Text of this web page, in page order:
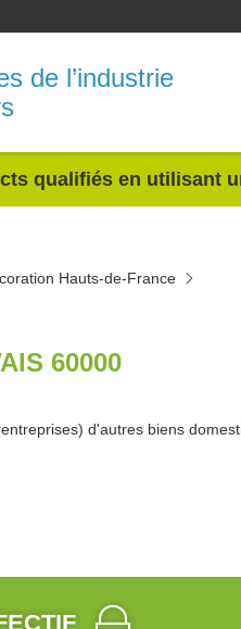
de l’industrie
qualifiés en utilisant
Hauts-de-France
60000
d'autres biens